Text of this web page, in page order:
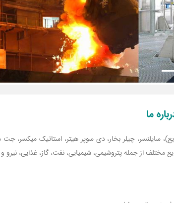
ما
گاز، مایع)، سایلنسر، چیلر بخار، دی سوپر هیتر، استاتیک
از جمله پتروشیمی، شیمیایی، نفت، گاز، غذایی، نیرو